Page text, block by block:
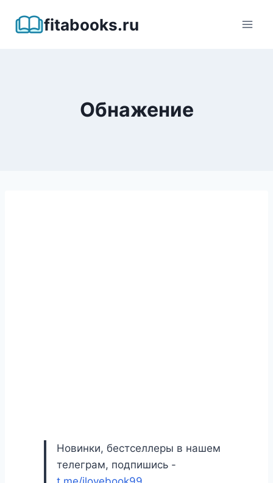
fitabooks.ru
Обнажение
Новинки, бестселлеры в нашем
телеграм, подпишись -